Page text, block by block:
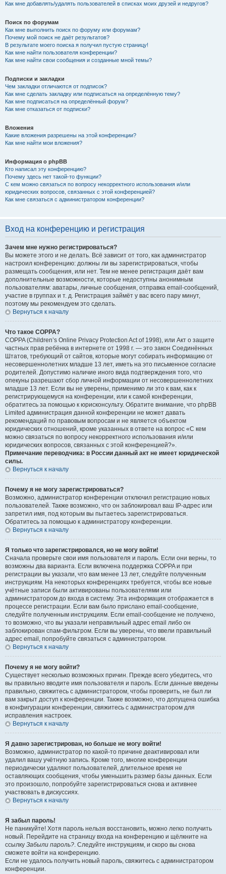
Как мне добавлять/удалять пользователей в списках моих друзей и недругов?
Поиск по форумам
Как мне выполнить поиск по форуму или форумам?
Почему мой поиск не даёт результатов?
В результате моего поиска я получил пустую страницу!
Как мне найти пользователя конференции?
Как мне найти свои сообщения и созданные мной темы?
Подписки и закладки
Чем закладки отличаются от подписок?
Как мне сделать закладку или подписаться на определённую тему?
Как мне подписаться на определённый форум?
Как мне отказаться от подписки?
Вложения
Какие вложения разрешены на этой конференции?
Как мне найти мои вложения?
Информация о phpBB
Кто написал эту конференцию?
Почему здесь нет такой-то функции?
С кем можно связаться по вопросу некорректного использования и/или
юридических вопросов, связанных с этой конференцией?
Как мне связаться с администратором конференции?
Вход на конференцию и регистрация
Зачем мне нужно регистрироваться?
Вы можете этого и не делать. Всё зависит от того, как администратор
настроил конференцию: должны ли вы зарегистрироваться, чтобы
размещать сообщения, или нет. Тем не менее регистрация даёт вам
дополнительные возможности, которые недоступны анонимным
пользователям: аватары, личные сообщения, отправка email-сообщений,
участие в группах и т. д. Регистрация займёт у вас всего пару минут,
поэтому мы рекомендуем это сделать.
Вернуться к началу
Что такое COPPA?
COPPA (Children’s Online Privacy Protection Act of 1998), или Акт о защите
частных прав ребёнка в интернете от 1998 г. — это закон Соединённых
Штатов, требующий от сайтов, которые могут собирать информацию от
несовершеннолетних младше 13 лет, иметь на это письменное согласие
родителей. Допустимо наличие иного вида подтверждения того, что
опекуны разрешают сбор личной информации от несовершеннолетних
младше 13 лет. Если вы не уверены, применимо ли это к вам, как к
регистрирующемуся на конференции, или к самой конференции,
обратитесь за помощью к юрисконсульту. Обратите внимание, что phpBB
Limited администрация данной конференции не может давать
рекомендаций по правовым вопросам и не является объектом
юридических отношений, кроме указанных в ответе на вопрос «С кем
можно связаться по вопросу некорректного использования и/или
юридических вопросов, связанных с этой конференцией?».
Примечание переводчика: в России данный акт не имеет юридической
силы.
Вернуться к началу
Почему я не могу зарегистрироваться?
Возможно, администратор конференции отключил регистрацию новых
пользователей. Также возможно, что он заблокировал ваш IP-адрес или
запретил имя, под которым вы пытаетесь зарегистрироваться.
Обратитесь за помощью к администратору конференции.
Вернуться к началу
Я только что зарегистрировался, но не могу войти!
Сначала проверьте свои имя пользователя и пароль. Если они верны, то
возможны два варианта. Если включена поддержка COPPA и при
регистрации вы указали, что вам менее 13 лет, следуйте полученным
инструкциям. На некоторых конференциях требуется, чтобы все новые
учётные записи были активированы пользователями или
администратором до входа в систему. Эта информация отображается в
процессе регистрации. Если вам было прислано email-сообщение,
следуйте полученным инструкциям. Если email-сообщение не получено,
то возможно, что вы указали неправильный адрес email либо он
заблокирован спам-фильтром. Если вы уверены, что ввели правильный
адрес email, попробуйте связаться с администратором.
Вернуться к началу
Почему я не могу войти?
Существует несколько возможных причин. Прежде всего убедитесь, что
вы правильно вводите имя пользователя и пароль. Если данные введены
правильно, свяжитесь с администратором, чтобы проверить, не был ли
вам закрыт доступ к конференции. Также возможно, что допущена ошибка
в конфигурации конференции, свяжитесь с администратором для
исправления настроек.
Вернуться к началу
Я давно зарегистрирован, но больше не могу войти!
Возможно, администратор по какой-то причине деактивировал или
удалил вашу учётную запись. Кроме того, многие конференции
периодически удаляют пользователей, длительное время не
оставляющих сообщения, чтобы уменьшить размер базы данных. Если
это произошло, попробуйте зарегистрироваться снова и активнее
участвовать в дискуссиях.
Вернуться к началу
Я забыл пароль!
Не паникуйте! Хотя пароль нельзя восстановить, можно легко получить
новый. Перейдите на страницу входа на конференцию и щёлкните на
ссылку Забыли пароль?. Следуйте инструкциям, и скоро вы снова
сможете войти на конференцию.
Если не удалось получить новый пароль, свяжитесь с администратором
конференции.